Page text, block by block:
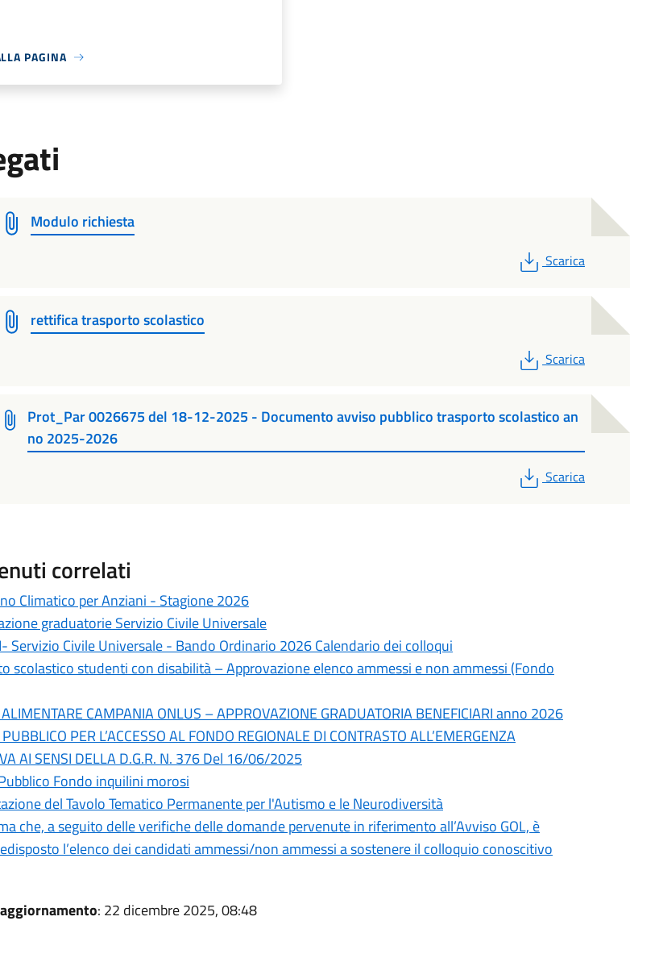
PAGINA
Modulo richiesta
PDF
Scarica
rettifica trasporto scolastico
PDF
Scarica
Prot_Par 0026675 del 18-12-2025 - Documento avviso pubblico trasporto scolastico an
no 2025-2026
PDF
Scarica
correlati
Climatico per Anziani - Stagione 2026
graduatorie Servizio Civile Universale
Servizio Civile Universale - Bando Ordinario 2026 Calendario dei colloqui
scolastico studenti con disabilità – Approvazione elenco ammessi e non ammessi (Fondo
CAMPANIA ONLUS – APPROVAZIONE GRADUATORIA BENEFICIARI anno 2026
PER L’ACCESSO AL FONDO REGIONALE DI CONTRASTO ALL’EMERGENZA
AI SENSI DELLA D.G.R. N. 376 Del 16/06/2025
Fondo inquilini morosi
del Tavolo Tematico Permanente per l'Autismo e le Neurodiversità
che, a seguito delle verifiche delle domande pervenute in riferimento all’Avviso GOL, è
l’elenco dei candidati ammessi/non ammessi a sostenere il colloquio conoscitivo
: 22 dicembre 2025, 08:48